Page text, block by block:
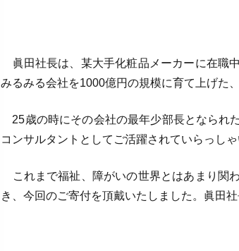
眞田社長は、某大手化粧品メーカーに在職
みるみる会社を1000億円の規模に育て上げた
25歳の時にその会社の最年少部長となられ
コンサルタントとしてご活躍されていらっしゃ
これまで福祉、障がいの世界とはあまり関
き、今回のご寄付を頂戴いたしました。眞田